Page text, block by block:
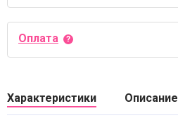
Оплата
Характеристики Описание